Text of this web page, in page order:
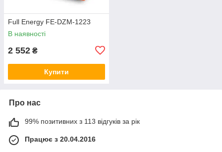
Full Energy FE-DZM-1223
В наявності
2 552 ₴
Купити
Про нас
99% позитивних з 113 відгуків за рік
Працює з 20.04.2016